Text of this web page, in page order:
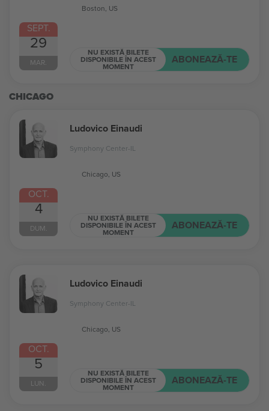
SEPT.
29
MAR.
Boston, US
NU EXISTĂ BILETE
DISPONIBILE ÎN ACEST
MOMENT
ABONEAZĂ-TE
CHICAGO
OCT.
4
DUM.
Ludovico Einaudi
Symphony Center-IL
Chicago, US
NU EXISTĂ BILETE
DISPONIBILE ÎN ACEST
MOMENT
ABONEAZĂ-TE
OCT.
5
LUN.
Ludovico Einaudi
Symphony Center-IL
Chicago, US
NU EXISTĂ BILETE
DISPONIBILE ÎN ACEST
MOMENT
ABONEAZĂ-TE